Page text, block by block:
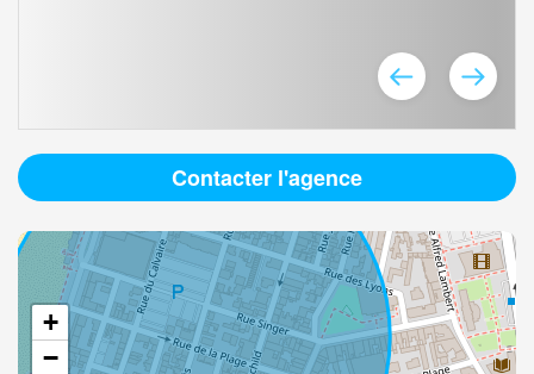
Contacter l'agence
+
−